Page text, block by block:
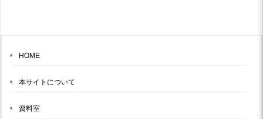
HOME
本サイトについて
資料室